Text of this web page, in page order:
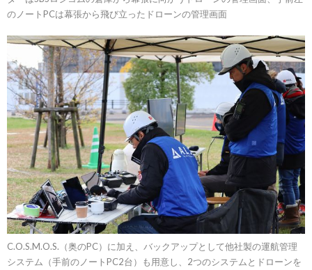
のノートPCは幕張から飛び立ったドローンの管理画面
C.O.S.M.O.S.（奥のPC）に加え、バックアップとして他社製の運航管理
システム（手前のノートPC2台）も用意し、2つのシステムとドローンを